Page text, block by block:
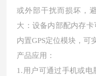
或外部干扰而损坏，
大：设备内部配内存卡
内置GPS定位模块，可
产品应用：
1.用户可通过手机或